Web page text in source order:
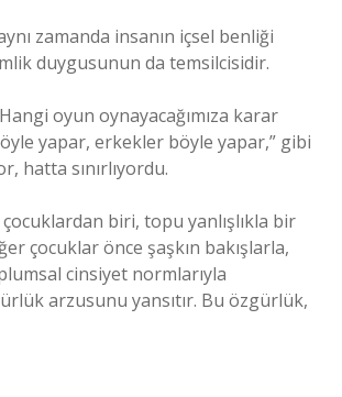
zamanda insanın içsel benliği
duygusunun da temsilcisidir.
oyun oynayacağımıza karar
yapar, erkekler böyle yapar,” gibi
hatta sınırlıyordu.
biri, topu yanlışlıkla bir
çocuklar önce şaşkın bakışlarla,
cinsiyet normlarıyla
arzusunu yansıtır. Bu özgürlük,